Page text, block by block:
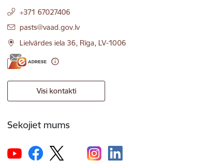
+371 67027406
E-pasts:
pasts@vaad.gov.lv
Lielvārdes iela 36, Rīga, LV-1006
Visi kontakti
Sekojiet mums